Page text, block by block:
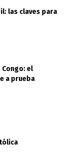
las claves para
el
a prueba